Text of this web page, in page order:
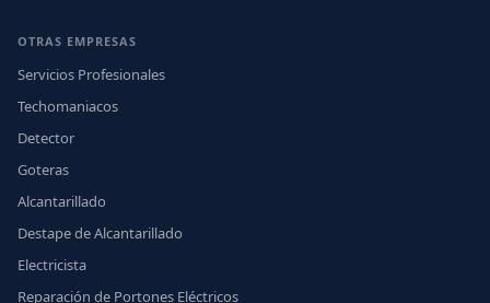
OTRAS EMPRESAS
Servicios Profesionales
Techomaniacos
Detector
Goteras
Alcantarillado
Destape de Alcantarillado
Electricista
Reparación de Portones Eléctricos